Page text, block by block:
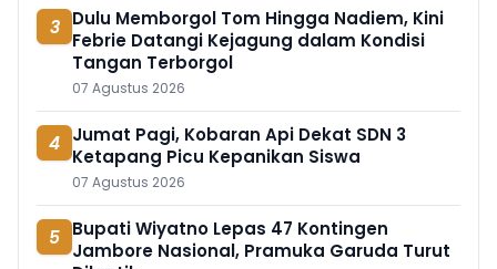
3 Dulu Memborgol Tom Hingga Nadiem, Kini
Febrie Datangi Kejagung dalam Kondisi
Tangan Terborgol
07 Agustus 2026
4 Jumat Pagi, Kobaran Api Dekat SDN 3
Ketapang Picu Kepanikan Siswa
07 Agustus 2026
5 Bupati Wiyatno Lepas 47 Kontingen
Jambore Nasional, Pramuka Garuda Turut